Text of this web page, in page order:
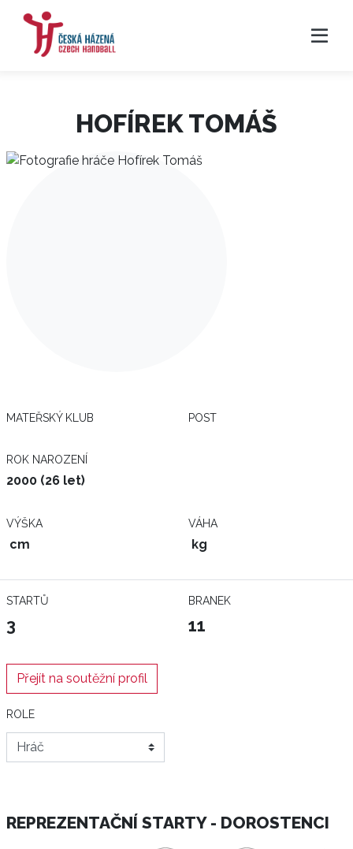
HOFÍREK TOMÁŠ
MATEŘSKÝ KLUB POST
ROK NAROZENÍ
2000 (26 let)
VÝŠKA
cm
VÁHA
kg
STARTŮ
3
BRANEK
11
Přejít na soutěžní profil
ROLE
REPREZENTAČNÍ STARTY - DOROSTENCI